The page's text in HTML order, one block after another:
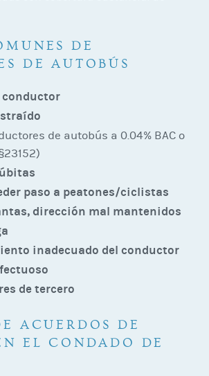
DE
DE AUTOBÚS
conductor
de autobús a 0.04% BAC o
paso a peatones/ciclistas
dirección mal mantenidos
inadecuado del conductor
de tercero
ACUERDOS DE
EL CONDADO DE